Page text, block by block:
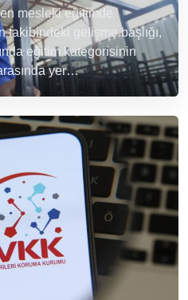
mesleki eğitimde
takibindeki gelişme başlığı,
eğitim kategorisinin
yer…